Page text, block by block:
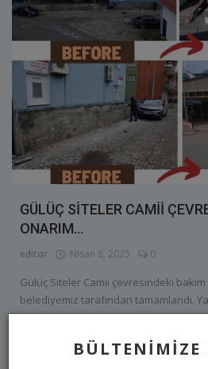
BÜLTENIMIZE
GÜLÜÇ SİTELER CAMİİ
ONARIM...
editor Nisan 8, 2025 0
Gülüç Siteler Camii çevresindeki bakım
belediyemiz tarafından tamamlandı.
cami çevre...